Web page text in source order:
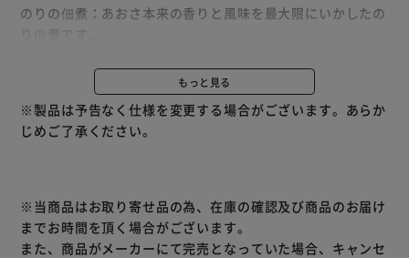
のりの佃煮：あおさ本来の香りと風味を最大限にいかしたの
辛のり：のり佃煮に相性のよい青唐辛子を併せました。
もっと見る
※製品は予告なく仕様を変更する場合がございます。あらか
じめご了承ください。
※当商品はお取り寄せ品の為、在庫の確認及び商品のお届け
までお時間を頂く場合がございます。
また、商品がメーカーにて完売となっていた場合、キャンセ